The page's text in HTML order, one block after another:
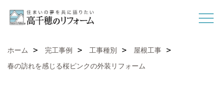
ホーム 完工事例 工事種別
屋根工事
春の訪れを感じる桜ピンクの外装リフォーム